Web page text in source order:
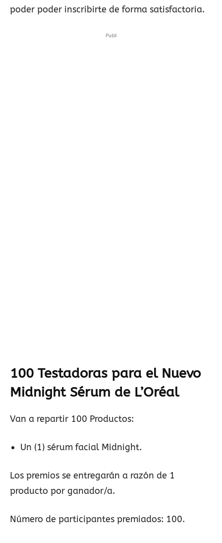
poder poder inscribirte de forma satisfactoria.
Publi
100 Testadoras para el Nuevo
Midnight Sérum de L’Oréal
Van a repartir 100 Productos:
Un (1) sérum facial Midnight.
Los premios se entregarán a razón de 1
producto por ganador/a.
Número de participantes premiados: 100.